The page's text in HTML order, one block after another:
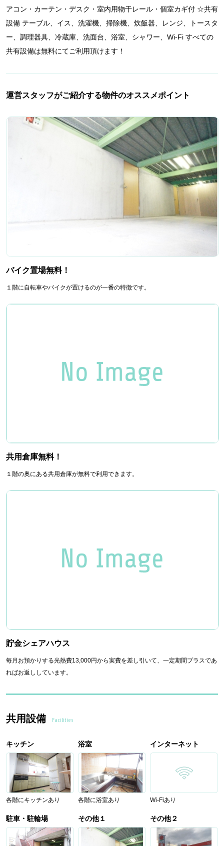
アコン・カーテン・デスク・室内用物干レール・個室カギ付 ☆共有
設備 テーブル、イス、洗濯機、掃除機、炊飯器、レンジ、トースタ
ー、調理器具、冷蔵庫、洗面台、浴室、シャワー、Wi-Fi すべての
共有設備は無料にてご利用頂けます！
運営スタッフがご紹介する物件のオススメポイント
バイク置場無料！
１階に自転車やバイクが置けるのが一番の特徴です。
共用倉庫無料！
１階の奥にある共用倉庫が無料で利用できます。
貯金シェアハウス
毎月お預かりする光熱費13,000円から実費を差し引いて、一定期間プラスであ
ればお返ししています。
共用設備 Facilities
キッチン
各階にキッチンあり
浴室
各階に浴室あり
インターネット
Wi-Fiあり
駐車・駐輪場 その他１ その他２